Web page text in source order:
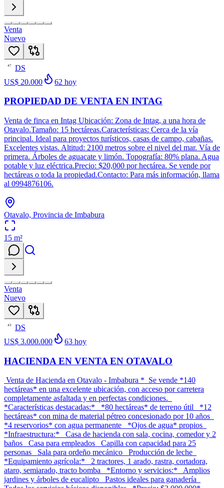
Venta
Nuevo
47
DS
US$ 20.000
62 hoy
PROPIEDAD DE VENTA EN INTAG
Venta de finca en Intag Ubicación: Zona de Intag, a una hora de
Otavalo.Tamaño: 15 hectáreas.Características: Cerca de la vía
principal. Ideal para proyectos turísticos, casas de campo, cabañas.
Excelentes vistas. Altitud: 2100 metros sobre el nivel del mar. Vía de
primera. Árboles de aguacate y limón. Topografía: 80% plana. Agua
potable y luz eléctrica.Precio: $20,000 por hectárea. Se vende por
hectáreas o toda la propiedad.Contacto: Para más información, llama
al 0994876106.
Otavalo, Provincia de Imbabura
15 m²
Venta
Nuevo
43
DS
US$ 3.000.000
63 hoy
HACIENDA EN VENTA EN OTAVALO
Venta de Hacienda en Otavalo - Imbabura * Se vende *140
hectáreas* en una excelente ubicación, con acceso por carretera
completamente asfaltada y en perfectas condiciones.
*Características destacadas:* *80 hectáreas* de terreno útil *12
hectáreas* con mina de material pétreo concesionado por 10 años
*4 reservorios* con agua permanente *Ojos de agua* propios
*Infraestructura:* Casa de hacienda con sala, cocina, comedor y 2
baños Casa para empleados Capilla con capacidad para 25
personas Sala para ordeño mecánico Producción de leche
*Equipamiento agrícola:* 2 tractores, 1 arado, rastra, cortadora,
ataro, semiarado, tracto bomba *Entorno y servicios:* Amplios
jardines y árboles de eucalipto Pastos ideales para ganadería